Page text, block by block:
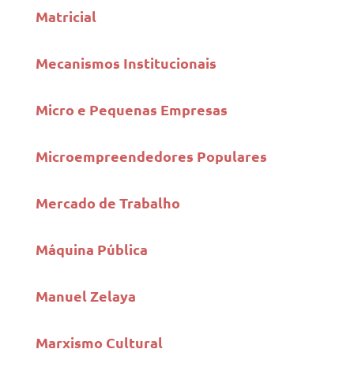
Matricial
Mecanismos Institucionais
Micro e Pequenas Empresas
Microempreendedores Populares
Mercado de Trabalho
Máquina Pública
Manuel Zelaya
Marxismo Cultural